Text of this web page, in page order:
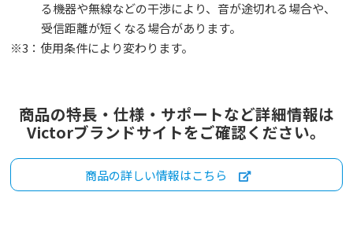
る機器や無線などの干渉により、音が途切れる場合や、
受信距離が短くなる場合があります。
※3：使用条件により変わります。
商品の特長・仕様・サポートなど詳細情報は
Victorブランドサイトをご確認ください。
商品の詳しい情報はこちら